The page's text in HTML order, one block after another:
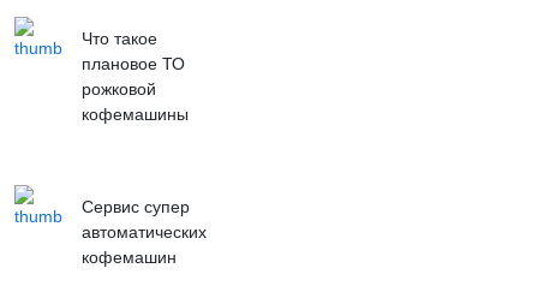
Что такое
плановое ТО
рожковой
кофемашины
Сервис супер
автоматических
кофемашин